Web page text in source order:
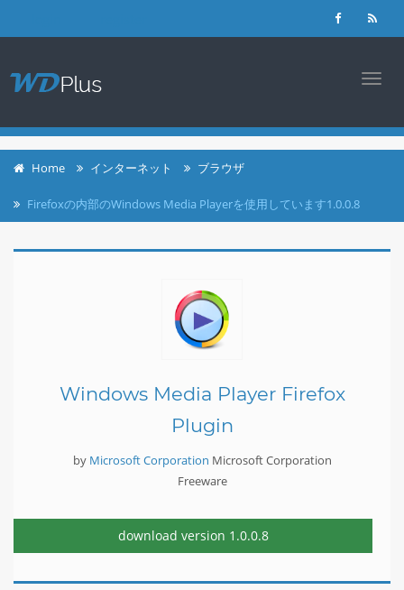
Home インターネット ブラウザ
Firefoxの内部のWindows Media Playerを使用しています1.0.0.8
Windows Media Player Firefox
Plugin
by Microsoft Corporation Microsoft Corporation
Freeware
download version 1.0.0.8